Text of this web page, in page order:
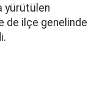
yürütülen
de ilçe genelinde